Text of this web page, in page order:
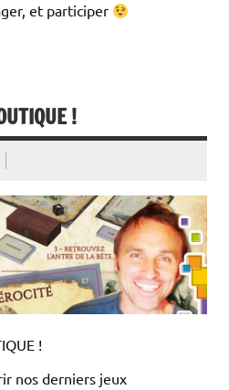
et participer
!
!
nos derniers jeux